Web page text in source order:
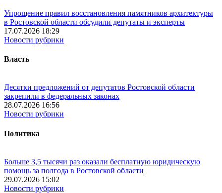
Упрощение правил восстановления памятников архитектуры
в Ростовской области обсудили депутаты и эксперты
17.07.2026 18:29
Новости рубрики
Власть
Десятки предложений от депутатов Ростовской области
закрепили в федеральных законах
28.07.2026 16:56
Новости рубрики
Политика
Больше 3,5 тысячи раз оказали бесплатную юридическую
помощь за полгода в Ростовской области
29.07.2026 15:02
Новости рубрики